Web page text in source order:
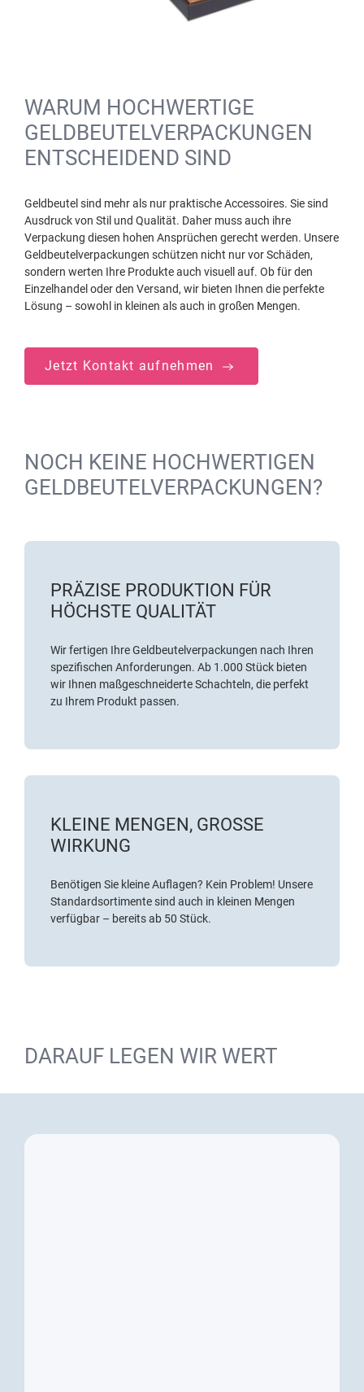
WARUM HOCHWERTIGE
GELDBEUTELVERPACKUNGEN
ENTSCHEIDEND SIND
Geldbeutel sind mehr als nur praktische Accessoires. Sie sind
Ausdruck von Stil und Qualität. Daher muss auch ihre
Verpackung diesen hohen Ansprüchen gerecht werden. Unsere
Geldbeutelverpackungen schützen nicht nur vor Schäden,
sondern werten Ihre Produkte auch visuell auf. Ob für den
Einzelhandel oder den Versand, wir bieten Ihnen die perfekte
Lösung – sowohl in kleinen als auch in großen Mengen.
Jetzt Kontakt aufnehmen
NOCH KEINE HOCHWERTIGEN
GELDBEUTELVERPACKUNGEN?
PRÄZISE PRODUKTION FÜR
HÖCHSTE QUALITÄT
Wir fertigen Ihre Geldbeutelverpackungen nach Ihren
spezifischen Anforderungen. Ab 1.000 Stück bieten
wir Ihnen maßgeschneiderte Schachteln, die perfekt
zu Ihrem Produkt passen.
KLEINE MENGEN, GROSSE W
IRKUNG
Benötigen Sie kleine Auflagen? Kein Problem! Unsere
Standardsortimente sind auch in kleinen Mengen
verfügbar – bereits ab 50 Stück.
DARAUF LEGEN WIR WERT